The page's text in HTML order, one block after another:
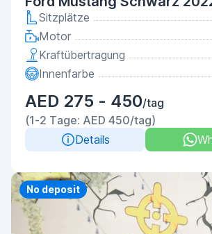
Sitzplätze
Motor
Kraftübertragung
Innenfarbe
AED 275 - 450/tag
(1-2 Tage: AED 450/tag)
Details
Priority
No deposit